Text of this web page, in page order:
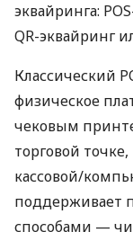
эквайринга:
QR-эквайринг
Классический
физическое
чековым
торговой
кассовой/
поддерживает
способами —